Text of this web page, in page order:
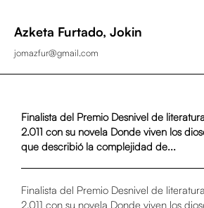
Azketa Furtado, Jokin
jomazfur@gmail.com
Finalista del Premio Desnivel de
2.011 con su novela Donde viven los
que describió la complejidad de...
Finalista del Premio Desnivel de
2.011 con su novela Donde viven los